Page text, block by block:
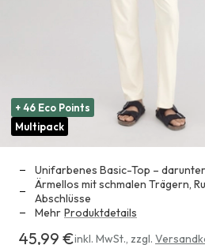
+ 46 Eco Points
Multipack
Unifarbenes Basic-Top –
Ärmellos mit schmalen Trägern,
Abschlüsse
Mehr Produktdetails
Erhältlich
45,99 €inkl. MwSt. zzgl.